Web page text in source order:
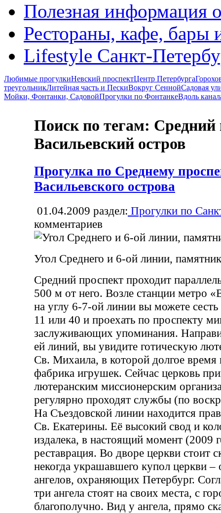
Полезная информация
Рестораны, кафе, бары
Lifestyle Санкт-
Любимые прогулкиНевский проспектЦентр Петербурга
треугольникЛитейная часть и ПескиВокруг СеннойСадовая
Мойки, Фонтанки, СадовойПрогулки по ФонтанкеВдоль
Поиск по тегам: Средний
Васильевский остров
Прогулка по Среднему
Васильевского острова
01.04.2009 раздел: Прогулки по
комментариев
Угол Среднего и 6-ой линии,
Средний проспект проходит
500 м от него. Возле станции метро
на углу 6-7-ой линии вы можете
11 или 40 и проехать по проспекту
заслуживающих упоминания.
ей линий, вы увидите готическую
Св. Михаила, в которой долгое время
фабрика игрушек. Сейчас церковь
лютеранским миссионерским
регулярно проходят службы (по
На Съездовской линии находится
Св. Екатерины. Её высокий свод и
издалека, в настоящий момент (2009
реставрация. Во дворе церкви стоит
некогда украшавшего купол церкви –
ангелов, охраняющих Петербург.
три ангела стоят на своих места, с
благополучно. Вид у ангела, прямо